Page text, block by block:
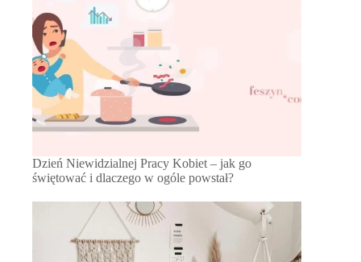
Dzień Niewidzialnej Pracy Kobiet – jak go
świętować i dlaczego w ogóle powstał?